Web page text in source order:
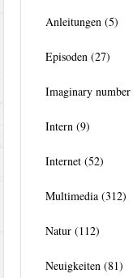
Anleitungen (5)
Episoden (27)
Imaginary number
Intern (9)
Internet (52)
Multimedia (312)
Natur (112)
Neuigkeiten (81)